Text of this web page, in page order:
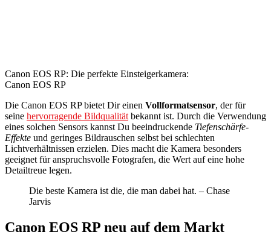
Canon EOS RP: Die perfekte Einsteigerkamera:
Canon EOS RP
Die Canon EOS RP bietet Dir einen Vollformatsensor, der für
seine hervorragende Bildqualität bekannt ist. Durch die Verwendung
eines solchen Sensors kannst Du beeindruckende Tiefenschärfe-
Effekte und geringes Bildrauschen selbst bei schlechten
Lichtverhältnissen erzielen. Dies macht die Kamera besonders
geeignet für anspruchsvolle Fotografen, die Wert auf eine hohe
Detailtreue legen.
Die beste Kamera ist die, die man dabei hat. – Chase
Jarvis
Canon EOS RP neu auf dem Markt